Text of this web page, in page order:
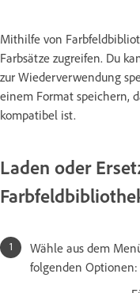
Mithilfe von
Farbsätze zugreifen. Du
zur Wiederverwendung
einem Format speichern,
kompatibel ist.
Laden oder
Wähle aus dem
folgenden Optionen: